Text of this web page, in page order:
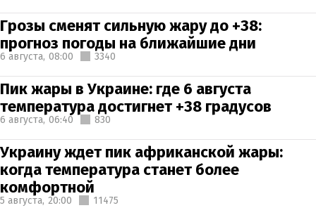
Грозы сменят сильную жару до +38:
прогноз погоды на ближайшие дни
6 августа, 08:00 3340
Пик жары в Украине: где 6 августа
температура достигнет +38 градусов
6 августа, 06:40 830
Украину ждет пик африканской жары:
когда температура станет более
комфортной
5 августа, 20:00 11475